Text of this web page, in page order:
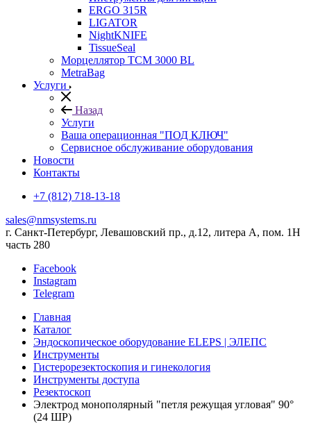
ERGO 315R
LIGATOR
NightKNIFE
TissueSeal
Морцеллятор ТСМ 3000 BL
MetraBag
Услуги
Назад
Услуги
Ваша операционная "ПОД КЛЮЧ"
Сервисное обслуживание оборудования
Новости
Контакты
+7 (812) 718-13-18
sales@nmsystems.ru
г. Санкт-Петербург, Левашовский пр., д.12, литера А, пом. 1Н
часть 280
Facebook
Instagram
Telegram
Главная
Каталог
Эндоскопическое оборудование ELEPS | ЭЛЕПС
Инструменты
Гистерорезектоскопия и гинекология
Инструменты доступа
Резектоскоп
Электрод монополярный "петля режущая угловая" 90°
(24 ШР)